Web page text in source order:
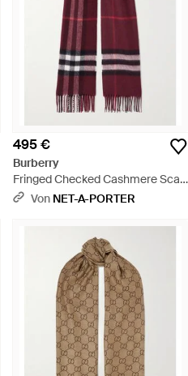
495 €
Burberry
Fringed Checked Cashmere Scarf
- RotVon NET-A-PORTER